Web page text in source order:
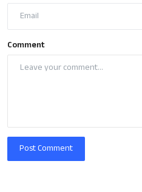
Comment
Post Comment